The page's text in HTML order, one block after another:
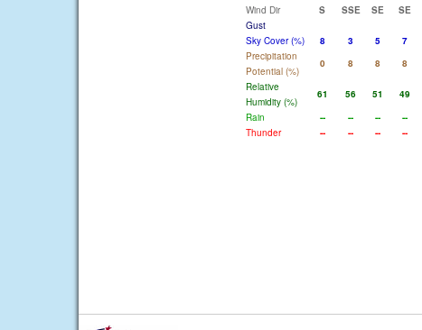
Wind Dir
S SSE SE SE
Gust
Sky Cover (%)
8 3 5 7
Precipitation
Potential (%)
0 8 8 8
Relative
Humidity (%)
61 56 51 49
Rain
-- -- -- --
Thunder
-- -- -- --